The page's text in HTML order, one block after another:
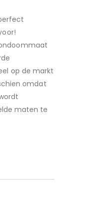
op de markt
omdat
maten te